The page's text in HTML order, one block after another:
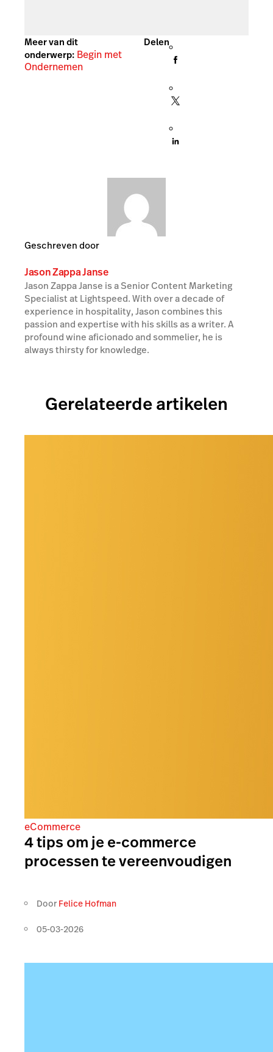
Meer van dit
onderwerp: Begin met
Ondernemen
Delen
Geschreven door
Jason Zappa Janse
Jason Zappa Janse is a Senior Content Marketing
Specialist at Lightspeed. With over a decade of
experience in hospitality, Jason combines this
passion and expertise with his skills as a writer. A
profound wine aficionado and sommelier, he is
always thirsty for knowledge.
Gerelateerde artikelen
eCommerce
4 tips om je e-commerce
processen te vereenvoudigen
Door Felice Hofman
05-03-2026